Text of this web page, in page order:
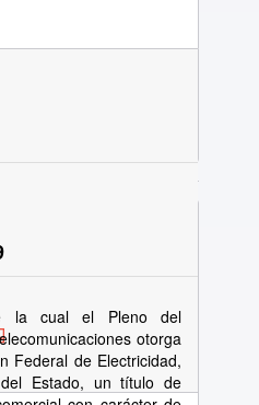
la cual el Pleno del
otorga
Federal de Electricidad,
Estado, un título de